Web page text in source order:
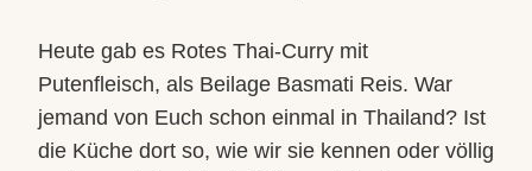
Heute gab es Rotes Thai-Curry mit
Putenfleisch, als Beilage Basmati Reis. War
jemand von Euch schon einmal in Thailand? Ist
die Küche dort so, wie wir sie kennen oder völlig